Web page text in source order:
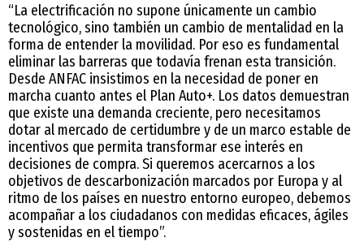
“La electrificación no supone únicamente un cambio
tecnológico, sino también un cambio de mentalidad en la
forma de entender la movilidad. Por eso es fundamental
eliminar las barreras que todavía frenan esta transición.
Desde ANFAC insistimos en la necesidad de poner en
marcha cuanto antes el Plan Auto+. Los datos demuestran
que existe una demanda creciente, pero necesitamos
dotar al mercado de certidumbre y de un marco estable de
incentivos que permita transformar ese interés en
decisiones de compra. Si queremos acercarnos a los
objetivos de descarbonización marcados por Europa y al
ritmo de los países en nuestro entorno europeo, debemos
acompañar a los ciudadanos con medidas eficaces, ágiles
y sostenidas en el tiempo”.